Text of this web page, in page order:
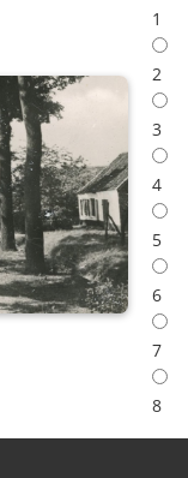
1
2
3
4
5
6
7
8